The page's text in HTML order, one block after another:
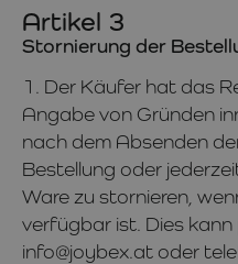
Artikel 3
Stornierung der
1. Der Käufer hat das
Angabe von Gründen
nach dem Absenden
Bestellung oder
Ware zu stornieren,
verfügbar ist. Dies kann
info@joybex.at oder